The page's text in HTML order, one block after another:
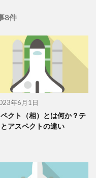
8件
年6月1日
クト（相）とは何か？テ
アスペクトの違い